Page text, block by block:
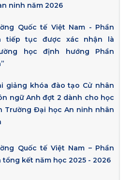
ninh năm 2026
Quốc tế Việt Nam - Phần
tiếp tục được xác nhận là
học định hướng Phần
giảng khóa đào tạo Cử nhân
ngữ Anh đợt 2 dành cho học
Trường Đại học An ninh nhân
Quốc tế Việt Nam – Phần
tổng kết năm học 2025 - 2026